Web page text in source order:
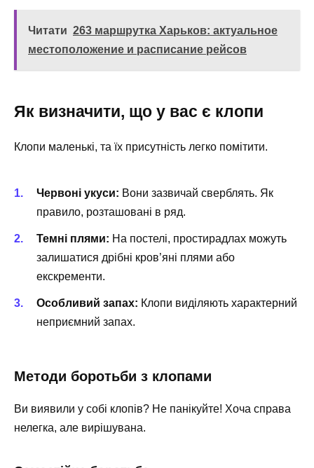
Читати 263 маршрутка Харьков: актуальное
местоположение и расписание рейсов
Як визначити, що у вас є клопи
Клопи маленькі, та їх присутність легко помітити.
Червоні укуси: Вони зазвичай сверблять. Як
правило, розташовані в ряд.
Темні плями: На постелі, простирадлах можуть
залишатися дрібні кров’яні плями або
екскременти.
Особливий запах: Клопи виділяють характерний
неприємний запах.
Методи боротьби з клопами
Ви виявили у собі клопів? Не панікуйте! Хоча справа
нелегка, але вирішувана.